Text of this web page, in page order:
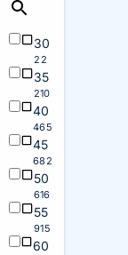
30
22
35
210
40
465
45
682
50
616
55
915
60